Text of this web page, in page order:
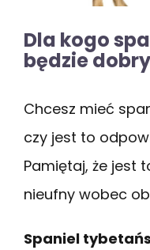
Dla kogo
będzie
Chcesz mieć
czy jest to
Pamiętaj, że jest
nieufny wobec
Spaniel